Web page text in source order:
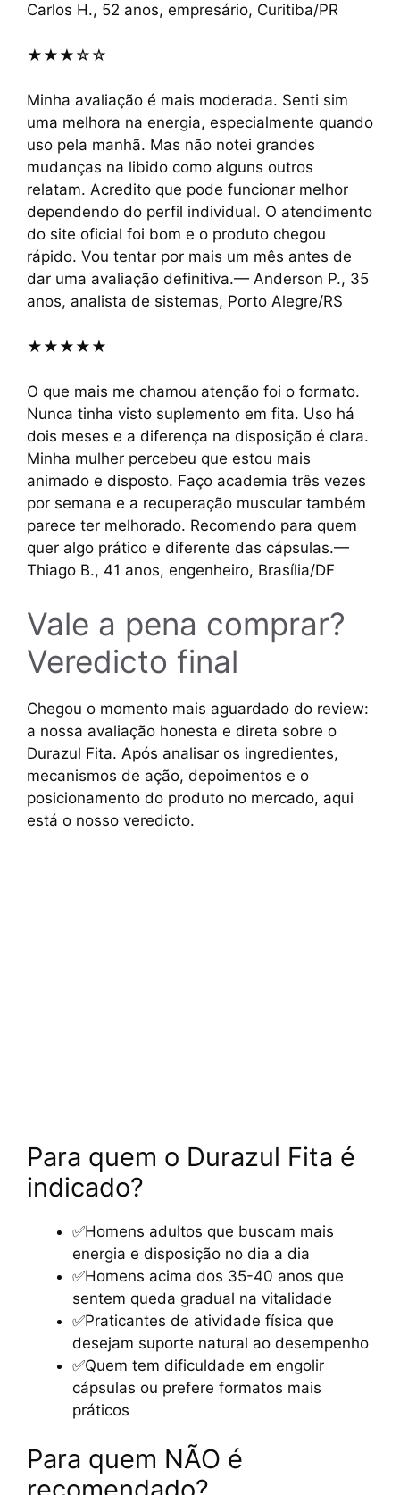
Carlos H., 52 anos, empresário, Curitiba/PR
★★★☆☆
Minha avaliação é mais moderada. Senti sim
uma melhora na energia, especialmente quando
uso pela manhã. Mas não notei grandes
mudanças na libido como alguns outros
relatam. Acredito que pode funcionar melhor
dependendo do perfil individual. O atendimento
do site oficial foi bom e o produto chegou
rápido. Vou tentar por mais um mês antes de
dar uma avaliação definitiva.— Anderson P., 35
anos, analista de sistemas, Porto Alegre/RS
★★★★★
O que mais me chamou atenção foi o formato.
Nunca tinha visto suplemento em fita. Uso há
dois meses e a diferença na disposição é clara.
Minha mulher percebeu que estou mais
animado e disposto. Faço academia três vezes
por semana e a recuperação muscular também
parece ter melhorado. Recomendo para quem
quer algo prático e diferente das cápsulas.—
Thiago B., 41 anos, engenheiro, Brasília/DF
Vale a pena comprar?
Veredicto final
Chegou o momento mais aguardado do review:
a nossa avaliação honesta e direta sobre o
Durazul Fita. Após analisar os ingredientes,
mecanismos de ação, depoimentos e o
posicionamento do produto no mercado, aqui
está o nosso veredicto.
Para quem o Durazul Fita é
indicado?
✅Homens adultos que buscam mais
energia e disposição no dia a dia
✅Homens acima dos 35-40 anos que
sentem queda gradual na vitalidade
✅Praticantes de atividade física que
desejam suporte natural ao desempenho
✅Quem tem dificuldade em engolir
cápsulas ou prefere formatos mais
práticos
Para quem NÃO é